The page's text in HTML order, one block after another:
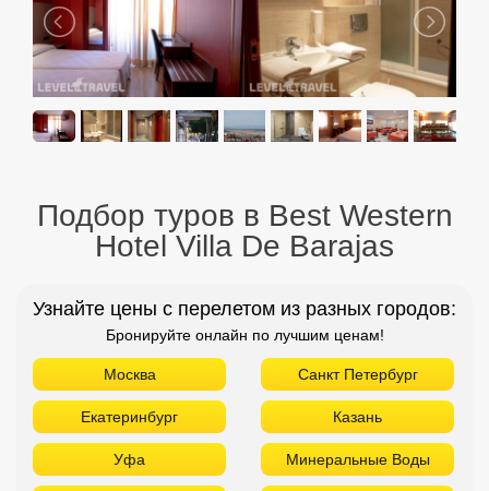
Подбор туров в Best Western
Hotel Villa De Barajas
Узнайте цены с перелетом из разных городов:
Бронируйте онлайн по лучшим ценам!
Москва Санкт Петербург
Екатеринбург Казань
Уфа Минеральные Воды